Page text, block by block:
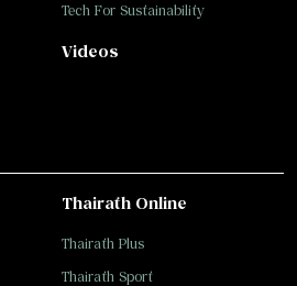
Tech For Sustainability
Videos
Thairath Online
Thairath Plus
Thairath Sport